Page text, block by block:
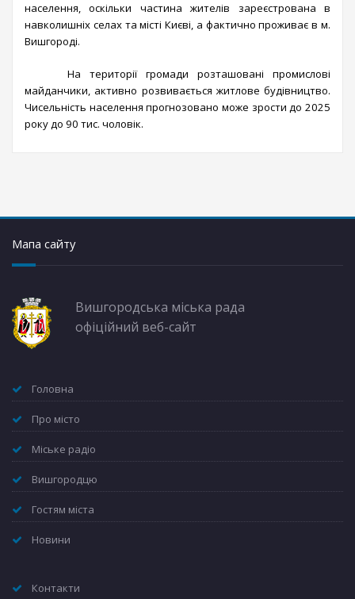
населення, оскільки частина жителів зареєстрована в
навколишніх селах та місті Києві, а фактично проживає в м.
Вишгороді.
На території громади розташовані промислові
майданчики, активно розвивається житлове будівництво.
Чисельність населення прогнозовано може зрости до 2025
року до 90 тис. чоловік.
Мапа сайту
Вишгородська міська рада
офіційний веб-сайт
Головна
Про місто
Міське радіо
Вишгородцю
Гостям міста
Новини
Контакти